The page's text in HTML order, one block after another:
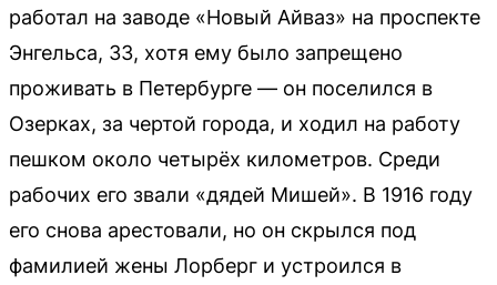
работал на заводе «Новый Айваз» на проспекте
Энгельса, 33, хотя ему было запрещено
проживать в Петербурге — он поселился в
Озерках, за чертой города, и ходил на работу
пешком около четырёх километров. Среди
рабочих его звали «дядей Мишей». В 1916 году
его снова арестовали, но он скрылся под
фамилией жены Лорберг и устроился в